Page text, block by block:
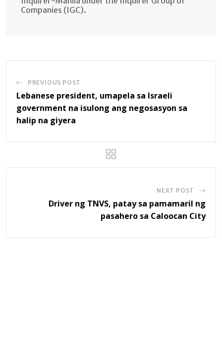
Companies (IGC).
PREVIOUS POST
Lebanese president, umapela sa Israeli
government na isulong ang negosasyon sa
halip na giyera
NEXT POST
Driver ng TNVS, patay sa pamamaril ng
pasahero sa Caloocan City